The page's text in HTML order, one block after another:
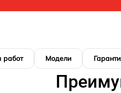
работ Модели